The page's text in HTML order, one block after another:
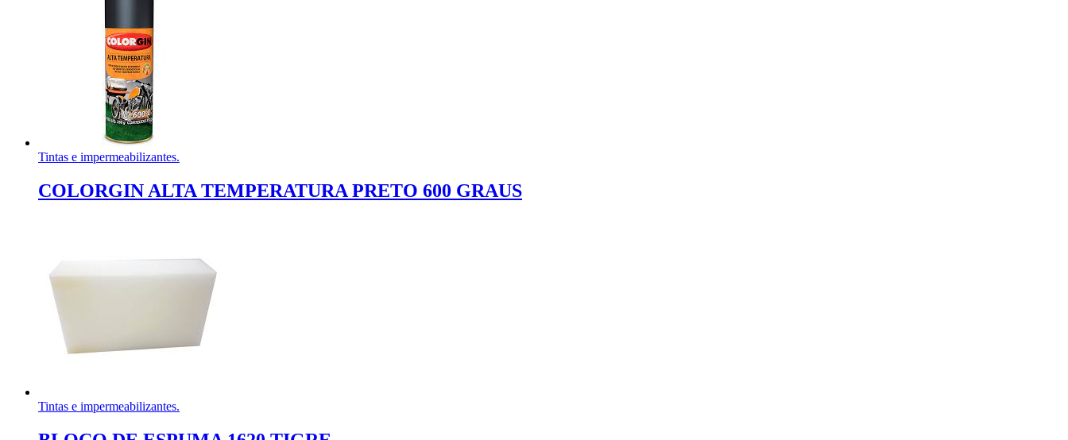
Tintas e impermeabilizantes.
COLORGIN ALTA TEMPERATURA PRETO 600 GRAUS
Tintas e impermeabilizantes.